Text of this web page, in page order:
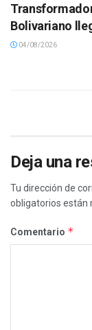
Bolivariano
04/08/2026
Deja una
Tu dirección de
obligatorios están
Comentario *